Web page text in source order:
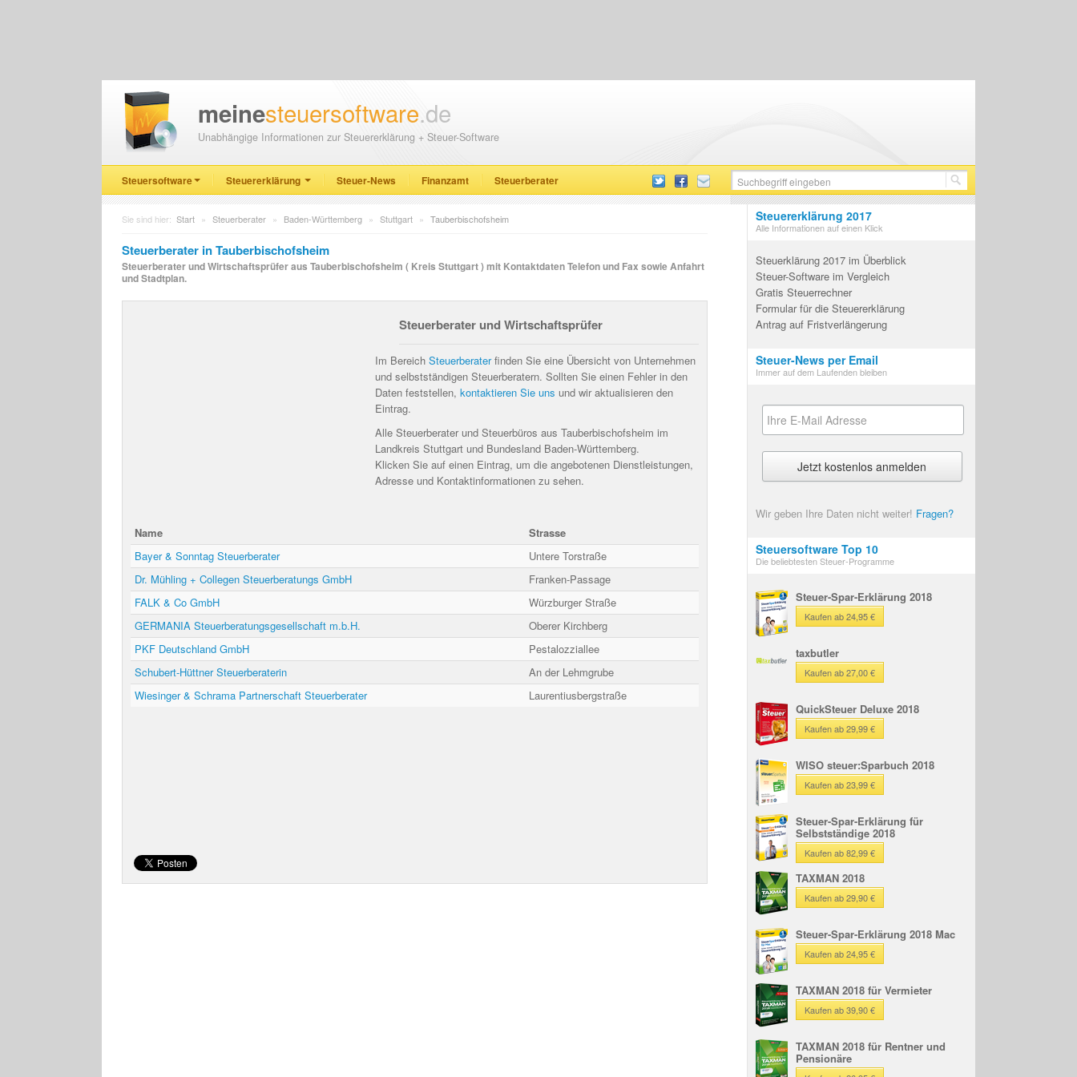
meinesteuersoftware.de
Unabhängige Informationen zur Steuererklärung + Steuer-Software
Steuersoftware Steuererklärung Steuer-News Finanzamt Steuerberater
Sie sind hier: Start » Steuerberater » Baden-Württemberg » Stuttgart » Tauberbischofsheim
Steuerberater in Tauberbischofsheim
Steuerberater und Wirtschaftsprüfer aus Tauberbischofsheim ( Kreis Stuttgart ) mit Kontaktdaten Telefon und Fax sowie Anfahrt
und Stadtplan.
Steuerberater und Wirtschaftsprüfer
Im Bereich Steuerberaterfinden Sie eine Übersicht von Unternehmen
und selbstständigen Steuerberatern. Sollten Sie einen Fehler in den
Daten feststellen, kontaktieren Sie uns und wir aktualisieren den
Eintrag.
Alle Steuerberater und Steuerbüros aus Tauberbischofsheim im
Landkreis Stuttgart und Bundesland Baden-Württemberg.
Klicken Sie auf einen Eintrag, um die angebotenen Dienstleistungen,
Adresse und Kontaktinformationen zu sehen.
Name
Strasse
Bayer & Sonntag Steuerberater
Untere Torstraße
Dr. Mühling + Collegen Steuerberatungs GmbH
Franken-Passage
FALK & Co GmbH
Würzburger Straße
GERMANIA Steuerberatungsgesellschaft m.b.H.
Oberer Kirchberg
PKF Deutschland GmbH
Pestalozziallee
Schubert-Hüttner Steuerberaterin
An der Lehmgrube
Wiesinger & Schrama Partnerschaft Steuerberater
Laurentiusbergstraße
Steuererklärung 2017
Alle Informationen auf einen Klick
Steuerklärung 2017 im Überblick
Steuer-Software im Vergleich
Gratis Steuerrechner
Formular für die Steuererklärung
Antrag auf Fristverlängerung
Steuer-News per Email
Immer auf dem Laufenden bleiben
Wir geben Ihre Daten nicht weiter! Fragen?
Steuersoftware Top 10
Die beliebtesten Steuer-Programme
Steuer-Spar-Erklärung 2018
Kaufen ab 24,95 €
taxbutler
Kaufen ab 27,00 €
QuickSteuer Deluxe 2018
Kaufen ab 29,99 €
WISO steuer:Sparbuch 2018
Kaufen ab 23,99 €
Steuer-Spar-Erklärung für
Selbstständige 2018
Kaufen ab 82,99 €
TAXMAN 2018
Kaufen ab 29,90 €
Steuer-Spar-Erklärung 2018 Mac
Kaufen ab 24,95 €
TAXMAN 2018 für Vermieter
Kaufen ab 39,90 €
TAXMAN 2018 für Rentner und
Pensionäre